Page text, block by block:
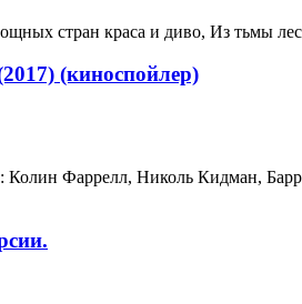
стран краса и диво, Из тьмы
(киноспойлер)
Колин Фаррелл, Николь Кидман,